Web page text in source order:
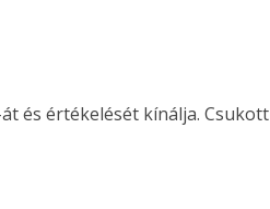
és értékelését kínálja. Csukott